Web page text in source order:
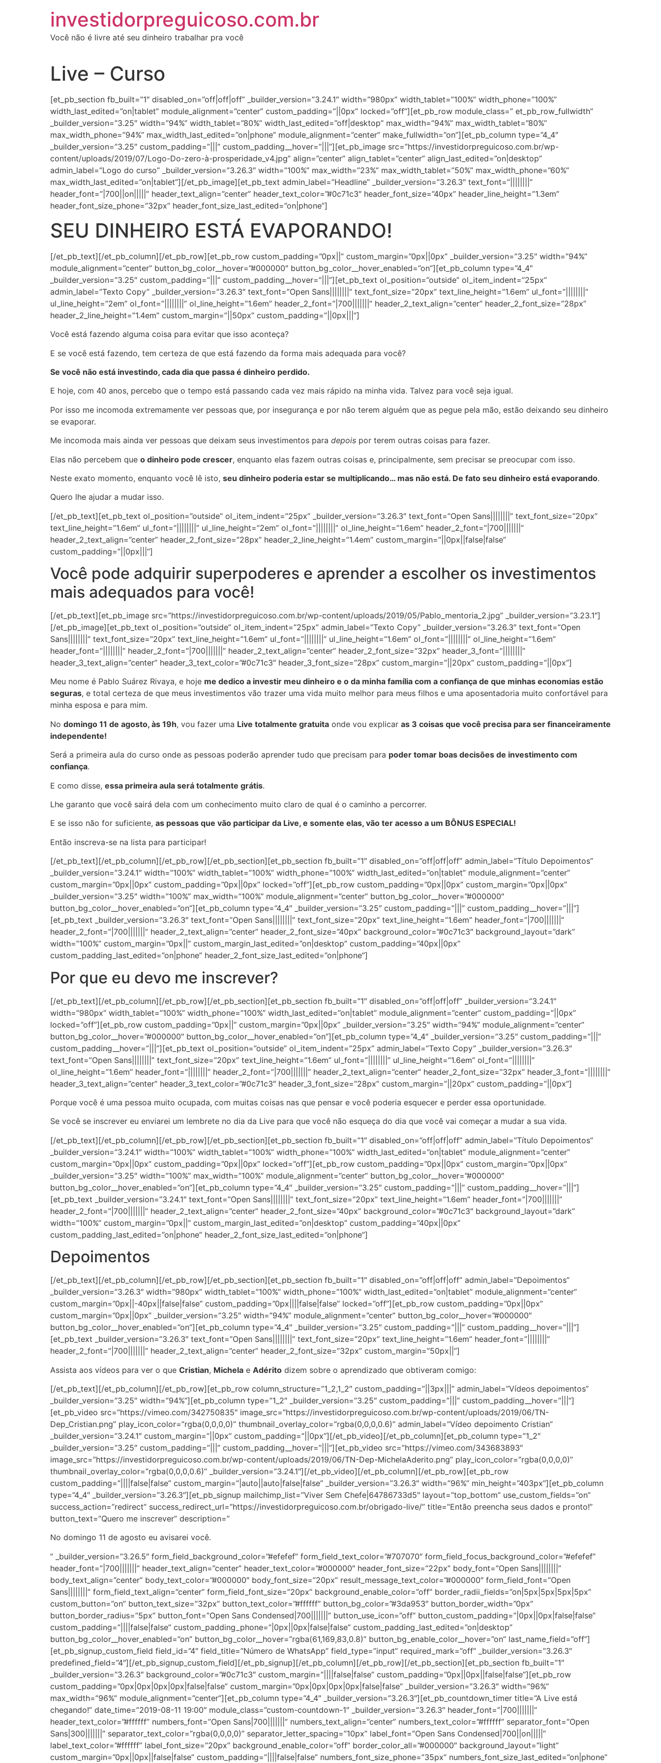
investidorpreguicoso.com.br
Você não é livre até seu dinheiro trabalhar pra você
Live – Curso
[et_pb_section fb_built=”1″ disabled_on=”off|off|off” _builder_version=”3.24.1″ width=”980px” width_tablet=”100%” width_phone=”100%”
width_last_edited=”on|tablet” module_alignment=”center” custom_padding=”||0px” locked=”off”][et_pb_row module_class=” et_pb_row_fullwidth”
_builder_version=”3.25″ width=”94%” width_tablet=”80%” width_last_edited=”off|desktop” max_width=”94%” max_width_tablet=”80%”
max_width_phone=”94%” max_width_last_edited=”on|phone” module_alignment=”center” make_fullwidth=”on”][et_pb_column type=”4_4″
_builder_version=”3.25″ custom_padding=”|||” custom_padding__hover=”|||”][et_pb_image src=”https://investidorpreguicoso.com.br/wp-
content/uploads/2019/07/Logo-Do-zero-à-prosperidade_v4.jpg” align=”center” align_tablet=”center” align_last_edited=”on|desktop”
admin_label=”Logo do curso” _builder_version=”3.26.3″ width=”100%” max_width=”23%” max_width_tablet=”50%” max_width_phone=”60%”
max_width_last_edited=”on|tablet”][/et_pb_image][et_pb_text admin_label=”Headline” _builder_version=”3.26.3″ text_font=”||||||||”
header_font=”|700||on|||||” header_text_align=”center” header_text_color=”#0c71c3″ header_font_size=”40px” header_line_height=”1.3em”
header_font_size_phone=”32px” header_font_size_last_edited=”on|phone”]
SEU DINHEIRO ESTÁ EVAPORANDO!
[/et_pb_text][/et_pb_column][/et_pb_row][et_pb_row custom_padding=”0px||” custom_margin=”0px||0px” _builder_version=”3.25″ width=”94%”
module_alignment=”center” button_bg_color__hover=”#000000″ button_bg_color__hover_enabled=”on”][et_pb_column type=”4_4″
_builder_version=”3.25″ custom_padding=”|||” custom_padding__hover=”|||”][et_pb_text ol_position=”outside” ol_item_indent=”25px”
admin_label=”Texto Copy” _builder_version=”3.26.3″ text_font=”Open Sans||||||||” text_font_size=”20px” text_line_height=”1.6em” ul_font=”||||||||”
ul_line_height=”2em” ol_font=”||||||||” ol_line_height=”1.6em” header_2_font=”|700|||||||” header_2_text_align=”center” header_2_font_size=”28px”
header_2_line_height=”1.4em” custom_margin=”||50px” custom_padding=”||0px|||”]
Você está fazendo alguma coisa para evitar que isso aconteça?
E se você está fazendo, tem certeza de que está fazendo da forma mais adequada para você?
Se você não está investindo, cada dia que passa é dinheiro perdido.
E hoje, com 40 anos, percebo que o tempo está passando cada vez mais rápido na minha vida. Talvez para você seja igual.
Por isso me incomoda extremamente ver pessoas que, por insegurança e por não terem alguém que as pegue pela mão, estão deixando seu dinheiro
se evaporar.
Me incomoda mais ainda ver pessoas que deixam seus investimentos para depois por terem outras coisas para fazer.
Elas não percebem que o dinheiro pode crescer, enquanto elas fazem outras coisas e, principalmente, sem precisar se preocupar com isso.
Neste exato momento, enquanto você lê isto, seu dinheiro poderia estar se multiplicando… mas não está. De fato seu dinheiro está evaporando.
Quero lhe ajudar a mudar isso.
[/et_pb_text][et_pb_text ol_position=”outside” ol_item_indent=”25px” _builder_version=”3.26.3″ text_font=”Open Sans||||||||” text_font_size=”20px”
text_line_height=”1.6em” ul_font=”||||||||” ul_line_height=”2em” ol_font=”||||||||” ol_line_height=”1.6em” header_2_font=”|700|||||||”
header_2_text_align=”center” header_2_font_size=”28px” header_2_line_height=”1.4em” custom_margin=”||0px||false|false”
custom_padding=”||0px|||”]
Você pode adquirir superpoderes e aprender a escolher os investimentos
mais adequados para você!
[/et_pb_text][et_pb_image src=”https://investidorpreguicoso.com.br/wp-content/uploads/2019/05/Pablo_mentoria_2.jpg” _builder_version=”3.23.1″]
[/et_pb_image][et_pb_text ol_position=”outside” ol_item_indent=”25px” admin_label=”Texto Copy” _builder_version=”3.26.3″ text_font=”Open
Sans||||||||” text_font_size=”20px” text_line_height=”1.6em” ul_font=”||||||||” ul_line_height=”1.6em” ol_font=”||||||||” ol_line_height=”1.6em”
header_font=”||||||||” header_2_font=”|700|||||||” header_2_text_align=”center” header_2_font_size=”32px” header_3_font=”||||||||”
header_3_text_align=”center” header_3_text_color=”#0c71c3″ header_3_font_size=”28px” custom_margin=”||20px” custom_padding=”||0px”]
Meu nome é Pablo Suárez Rivaya, e hoje me dedico a investir meu dinheiro e o da minha família com a confiança de que minhas economias estão
seguras, e total certeza de que meus investimentos vão trazer uma vida muito melhor para meus filhos e uma aposentadoria muito confortável para
minha esposa e para mim.
No domingo 11 de agosto, às 19h, vou fazer uma Live totalmente gratuita onde vou explicar as 3 coisas que você precisa para ser financeiramente
independente!
Será a primeira aula do curso onde as pessoas poderão aprender tudo que precisam para poder tomar boas decisões de investimento com
confiança.
E como disse, essa primeira aula será totalmente grátis.
Lhe garanto que você sairá dela com um conhecimento muito claro de qual é o caminho a percorrer.
E se isso não for suficiente, as pessoas que vão participar da Live, e somente elas, vão ter acesso a um BÔNUS ESPECIAL!
Então inscreva-se na lista para participar!
[/et_pb_text][/et_pb_column][/et_pb_row][/et_pb_section][et_pb_section fb_built=”1″ disabled_on=”off|off|off” admin_label=”Título Depoimentos”
_builder_version=”3.24.1″ width=”100%” width_tablet=”100%” width_phone=”100%” width_last_edited=”on|tablet” module_alignment=”center”
custom_margin=”0px||0px” custom_padding=”0px||0px” locked=”off”][et_pb_row custom_padding=”0px||0px” custom_margin=”0px||0px”
_builder_version=”3.25″ width=”100%” max_width=”100%” module_alignment=”center” button_bg_color__hover=”#000000″
button_bg_color__hover_enabled=”on”][et_pb_column type=”4_4″ _builder_version=”3.25″ custom_padding=”|||” custom_padding__hover=”|||”]
[et_pb_text _builder_version=”3.26.3″ text_font=”Open Sans||||||||” text_font_size=”20px” text_line_height=”1.6em” header_font=”|700|||||||”
header_2_font=”|700|||||||” header_2_text_align=”center” header_2_font_size=”40px” background_color=”#0c71c3″ background_layout=”dark”
width=”100%” custom_margin=”0px||” custom_margin_last_edited=”on|desktop” custom_padding=”40px||0px”
custom_padding_last_edited=”on|phone” header_2_font_size_last_edited=”on|phone”]
Por que eu devo me inscrever?
[/et_pb_text][/et_pb_column][/et_pb_row][/et_pb_section][et_pb_section fb_built=”1″ disabled_on=”off|off|off” _builder_version=”3.24.1″
width=”980px” width_tablet=”100%” width_phone=”100%” width_last_edited=”on|tablet” module_alignment=”center” custom_padding=”||0px”
locked=”off”][et_pb_row custom_padding=”0px||” custom_margin=”0px||0px” _builder_version=”3.25″ width=”94%” module_alignment=”center”
button_bg_color__hover=”#000000″ button_bg_color__hover_enabled=”on”][et_pb_column type=”4_4″ _builder_version=”3.25″ custom_padding=”|||”
custom_padding__hover=”|||”][et_pb_text ol_position=”outside” ol_item_indent=”25px” admin_label=”Texto Copy” _builder_version=”3.26.3″
text_font=”Open Sans||||||||” text_font_size=”20px” text_line_height=”1.6em” ul_font=”||||||||” ul_line_height=”1.6em” ol_font=”||||||||”
ol_line_height=”1.6em” header_font=”||||||||” header_2_font=”|700|||||||” header_2_text_align=”center” header_2_font_size=”32px” header_3_font=”||||||||”
header_3_text_align=”center” header_3_text_color=”#0c71c3″ header_3_font_size=”28px” custom_margin=”||20px” custom_padding=”||0px”]
Porque você é uma pessoa muito ocupada, com muitas coisas nas que pensar e você poderia esquecer e perder essa oportunidade.
Se você se inscrever eu enviarei um lembrete no dia da Live para que você não esqueça do dia que você vai começar a mudar a sua vida.
[/et_pb_text][/et_pb_column][/et_pb_row][/et_pb_section][et_pb_section fb_built=”1″ disabled_on=”off|off|off” admin_label=”Título Depoimentos”
_builder_version=”3.24.1″ width=”100%” width_tablet=”100%” width_phone=”100%” width_last_edited=”on|tablet” module_alignment=”center”
custom_margin=”0px||0px” custom_padding=”0px||0px” locked=”off”][et_pb_row custom_padding=”0px||0px” custom_margin=”0px||0px”
_builder_version=”3.25″ width=”100%” max_width=”100%” module_alignment=”center” button_bg_color__hover=”#000000″
button_bg_color__hover_enabled=”on”][et_pb_column type=”4_4″ _builder_version=”3.25″ custom_padding=”|||” custom_padding__hover=”|||”]
[et_pb_text _builder_version=”3.24.1″ text_font=”Open Sans||||||||” text_font_size=”20px” text_line_height=”1.6em” header_font=”|700|||||||”
header_2_font=”|700|||||||” header_2_text_align=”center” header_2_font_size=”40px” background_color=”#0c71c3″ background_layout=”dark”
width=”100%” custom_margin=”0px||” custom_margin_last_edited=”on|desktop” custom_padding=”40px||0px”
custom_padding_last_edited=”on|phone” header_2_font_size_last_edited=”on|phone”]
Depoimentos
[/et_pb_text][/et_pb_column][/et_pb_row][/et_pb_section][et_pb_section fb_built=”1″ disabled_on=”off|off|off” admin_label=”Depoimentos”
_builder_version=”3.26.3″ width=”980px” width_tablet=”100%” width_phone=”100%” width_last_edited=”on|tablet” module_alignment=”center”
custom_margin=”0px||-40px||false|false” custom_padding=”0px||||false|false” locked=”off”][et_pb_row custom_padding=”0px||0px”
custom_margin=”0px||0px” _builder_version=”3.25″ width=”94%” module_alignment=”center” button_bg_color__hover=”#000000″
button_bg_color__hover_enabled=”on”][et_pb_column type=”4_4″ _builder_version=”3.25″ custom_padding=”|||” custom_padding__hover=”|||”]
[et_pb_text _builder_version=”3.26.3″ text_font=”Open Sans||||||||” text_font_size=”20px” text_line_height=”1.6em” header_font=”||||||||”
header_2_font=”|700|||||||” header_2_text_align=”center” header_2_font_size=”32px” custom_margin=”50px||”]
Assista aos vídeos para ver o que Cristian, Michela e Adérito dizem sobre o aprendizado que obtiveram comigo:
[/et_pb_text][/et_pb_column][/et_pb_row][et_pb_row column_structure=”1_2,1_2″ custom_padding=”||3px|||” admin_label=”Vídeos depoimentos”
_builder_version=”3.25″ width=”94%”][et_pb_column type=”1_2″ _builder_version=”3.25″ custom_padding=”|||” custom_padding__hover=”|||”]
[et_pb_video src=”https://vimeo.com/342750835″ image_src=”https://investidorpreguicoso.com.br/wp-content/uploads/2019/06/TN-
Dep_Cristian.png” play_icon_color=”rgba(0,0,0,0)” thumbnail_overlay_color=”rgba(0,0,0,0.6)” admin_label=”Vídeo depoimento Cristian”
_builder_version=”3.24.1″ custom_margin=”||0px” custom_padding=”||0px”][/et_pb_video][/et_pb_column][et_pb_column type=”1_2″
_builder_version=”3.25″ custom_padding=”|||” custom_padding__hover=”|||”][et_pb_video src=”https://vimeo.com/343683893″
image_src=”https://investidorpreguicoso.com.br/wp-content/uploads/2019/06/TN-Dep-MichelaAderito.png” play_icon_color=”rgba(0,0,0,0)”
thumbnail_overlay_color=”rgba(0,0,0,0.6)” _builder_version=”3.24.1″][/et_pb_video][/et_pb_column][/et_pb_row][et_pb_row
custom_padding=”||||false|false” custom_margin=”|auto||auto|false|false” _builder_version=”3.26.3″ width=”96%” min_height=”403px”][et_pb_column
type=”4_4″ _builder_version=”3.26.3″][et_pb_signup mailchimp_list=”Viver Sem Chefe|64786733d5″ layout=”top_bottom” use_custom_fields=”on”
success_action=”redirect” success_redirect_url=”https://investidorpreguicoso.com.br/obrigado-live/” title=”Então preencha seus dados e pronto!”
button_text=”Quero me inscrever” description=”
No domingo 11 de agosto eu avisarei você.
” _builder_version=”3.26.5″ form_field_background_color=”#efefef” form_field_text_color=”#707070″ form_field_focus_background_color=”#efefef”
header_font=”|700|||||||” header_text_align=”center” header_text_color=”#000000″ header_font_size=”22px” body_font=”Open Sans||||||||”
body_text_align=”center” body_text_color=”#000000″ body_font_size=”20px” result_message_text_color=”#000000″ form_field_font=”Open
Sans||||||||” form_field_text_align=”center” form_field_font_size=”20px” background_enable_color=”off” border_radii_fields=”on|5px|5px|5px|5px”
custom_button=”on” button_text_size=”32px” button_text_color=”#ffffff” button_bg_color=”#3da953″ button_border_width=”0px”
button_border_radius=”5px” button_font=”Open Sans Condensed|700|||||||” button_use_icon=”off” button_custom_padding=”|0px||0px|false|false”
custom_padding=”||||false|false” custom_padding_phone=”|0px||0px|false|false” custom_padding_last_edited=”on|desktop”
button_bg_color__hover_enabled=”on” button_bg_color__hover=”rgba(61,169,83,0.8)” button_bg_enable_color__hover=”on” last_name_field=”off”]
[et_pb_signup_custom_field field_id=”4″ field_title=”Número de WhatsApp” field_type=”input” required_mark=”off” _builder_version=”3.26.3″
predefined_field=”4″][/et_pb_signup_custom_field][/et_pb_signup][/et_pb_column][/et_pb_row][/et_pb_section][et_pb_section fb_built=”1″
_builder_version=”3.26.3″ background_color=”#0c71c3″ custom_margin=”||||false|false” custom_padding=”0px||0px||false|false”][et_pb_row
custom_padding=”0px|0px|0px|0px|false|false” custom_margin=”0px|0px|0px|0px|false|false” _builder_version=”3.26.3″ width=”96%”
max_width=”96%” module_alignment=”center”][et_pb_column type=”4_4″ _builder_version=”3.26.3″][et_pb_countdown_timer title=”A Live está
chegando!” date_time=”2019-08-11 19:00″ module_class=”custom-countdown-1″ _builder_version=”3.26.3″ header_font=”|700|||||||”
header_text_color=”#ffffff” numbers_font=”Open Sans|700|||||||” numbers_text_align=”center” numbers_text_color=”#ffffff” separator_font=”Open
Sans|300|||||||” separator_text_color=”rgba(0,0,0,0)” separator_letter_spacing=”10px” label_font=”Open Sans Condensed|700||on|||||”
label_text_color=”#ffffff” label_font_size=”20px” background_enable_color=”off” border_color_all=”#000000″ background_layout=”light”
custom_margin=”0px||0px||false|false” custom_padding=”||||false|false” numbers_font_size_phone=”35px” numbers_font_size_last_edited=”on|phone”